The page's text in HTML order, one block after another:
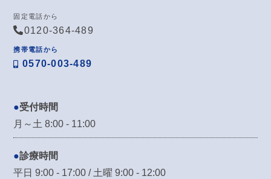
固定電話から
0120-364-489
携帯電話から
0570-003-489
受付時間
月～土 8:00 - 11:00
診療時間
平日 9:00 - 17:00 / 土曜 9:00 - 12:00